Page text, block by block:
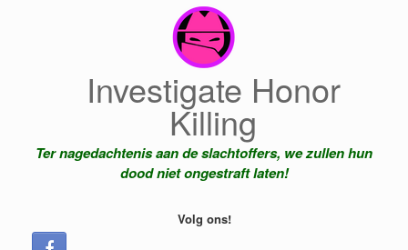
Investigate Honor
Killing
Ter nagedachtenis aan de slachtoffers, we zullen hun
dood niet ongestraft laten!
Volg ons!